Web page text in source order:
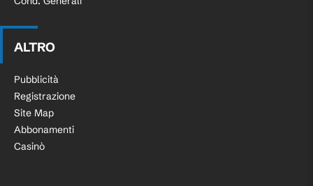
ALTRO
Pubblicità
Registrazione
Site Map
Abbonamenti
Casinò